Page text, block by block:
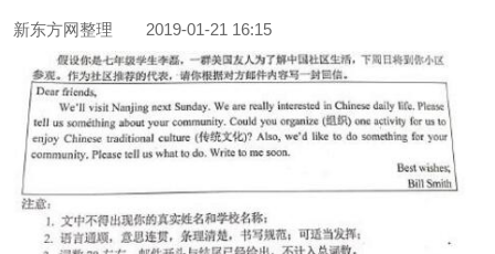
新东方网整理 2019-01-21 16:15